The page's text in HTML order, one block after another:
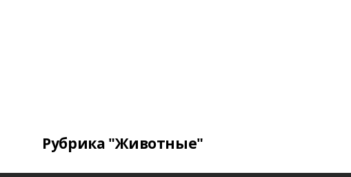
Рубрика "Животные"